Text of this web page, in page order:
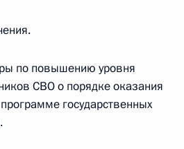
по повышению уровня
СВО о порядке оказания
государственных